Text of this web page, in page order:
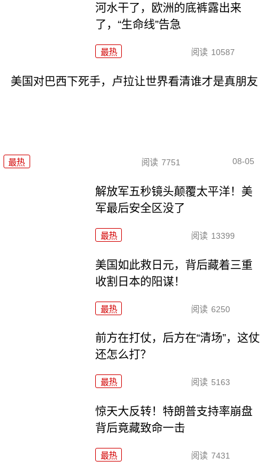
河水干了，欧洲的底裤露出来
了，“生命线”告急
最热 阅读 10587
美国对巴西下死手，卢拉让世界看清谁才是真朋友
最热 阅读 7751 08-05
解放军五秒镜头颠覆太平洋！美
军最后安全区没了
最热 阅读 13399
美国如此救日元，背后藏着三重
收割日本的阳谋！
最热 阅读 6250
前方在打仗，后方在“清场”，这仗
还怎么打？
最热 阅读 5163
惊天大反转！特朗普支持率崩盘
背后竟藏致命一击
最热 阅读 7431